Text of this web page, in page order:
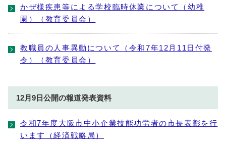
かぜ様疾患等による学校臨時休業について（幼稚
園）（教育委員会）
教職員の人事異動について（令和7年12月11日付発
令）（教育委員会）
12月9日公開の報道発表資料
令和7年度大阪市中小企業技能功労者の市長表彰を行
います（経済戦略局）